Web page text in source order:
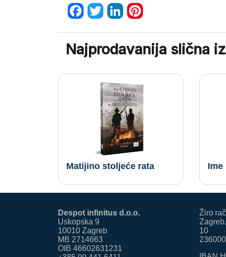
Najprodavanija slična
Matijino stoljeće rata Ime
Despot infinitus d.o.o.
Uskopska 9
10010 Zagreb
MB 2714663
OIB 46602631231
Žiro
10